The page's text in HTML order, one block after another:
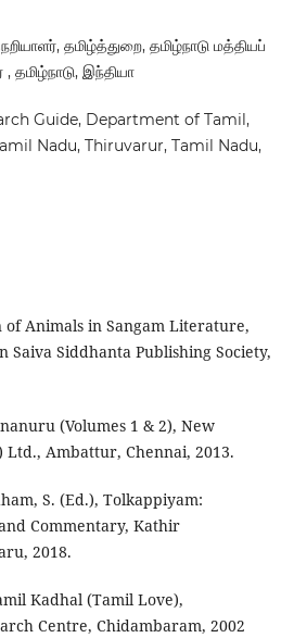
தமிழ்த்துறை, தமிழ்நாடு மத்தியப்
தமிழ்நாடு, இந்தியா
Guide, Department of Tamil,
Nadu, Thiruvarur, Tamil Nadu,
of Animals in Sangam Literature,
Siddhanta Publishing Society,
(Volumes 1 & 2), New
Ltd., Ambattur, Chennai, 2013.
S. (Ed.), Tolkappiyam:
Commentary, Kathir
2018.
Kadhal (Tamil Love),
Centre, Chidambaram, 2002